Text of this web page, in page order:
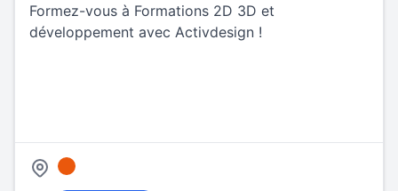
Formez-vous à Formations 2D 3D et
développement avec Activdesign !